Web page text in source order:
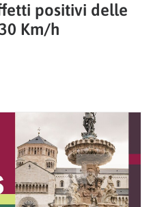
positivi delle
Km/h